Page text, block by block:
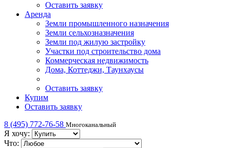
Оставить заявку
Аренда
Земли промышленного назначения
Земли сельхозназначения
Земли под жилую застройку
Участки под строительство дома
Коммерческая недвижимость
Дома, Коттеджи, Таунхаусы
Оставить заявку
Купим
Оставить заявку
8 (495) 772-76-58 Многоканальный
Я хочу:
Что: